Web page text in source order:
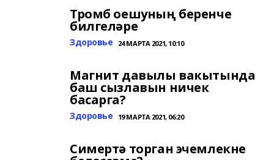
Тромб оешуның беренче
билгеләре
Здоровье 24 МАРТА 2021, 10:10
Магнит давылы вакытында
баш сызлавын ничек
басарга?
Здоровье 19 МАРТА 2021, 06:20
Симертә торган эчемлекне